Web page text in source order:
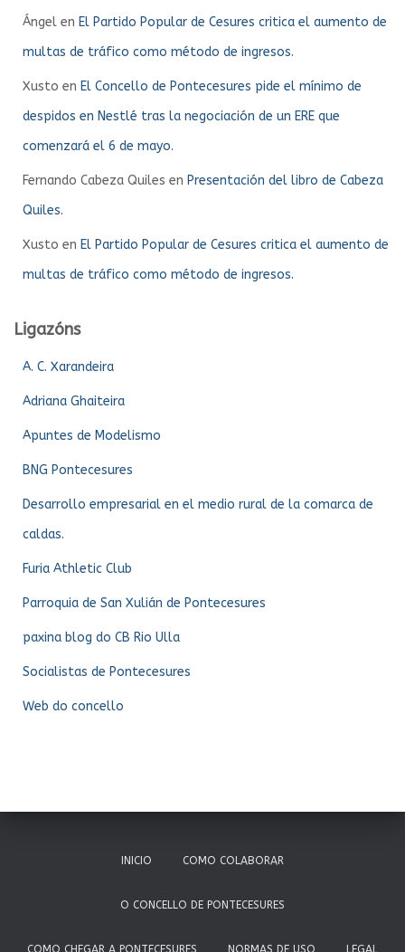
Ángel en El Partido Popular de Cesures critica el aumento de
multas de tráfico como método de ingresos.
Xusto en El Concello de Pontecesures pide el mínimo de
despidos en Nestlé tras la negociación de un ERE que
comenzará el 6 de mayo.
Fernando Cabeza Quiles en Presentación del libro de Cabeza
Quiles.
Xusto en El Partido Popular de Cesures critica el aumento de
multas de tráfico como método de ingresos.
Ligazóns
A. C. Xarandeira
Adriana Ghaiteira
Apuntes de Modelismo
BNG Pontecesures
Desarrollo empresarial en el medio rural de la comarca de
caldas.
Furia Athletic Club
Parroquia de San Xulián de Pontecesures
paxina blog do CB Rio Ulla
Socialistas de Pontecesures
Web do concello
INICIO COMO COLABORAR
O CONCELLO DE PONTECESURES
COMO CHEGAR A PONTECESURES NORMAS DE USO LEGAL